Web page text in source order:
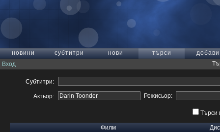
новини субтитри нови търси
добави
Вход
Субтитри:
Актьор: Режисьор:
Търси
Филм